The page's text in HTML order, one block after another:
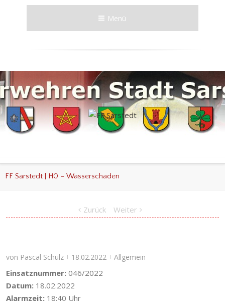
Menü
FF Sarstedt | H0 – Wasserschaden
Zurück Weiter
von Pascal Schulz | 18.02.2022 | Allgemein
Einsatznummer: 046/2022
Datum: 18.02.2022
Alarmzeit: 18:40 Uhr